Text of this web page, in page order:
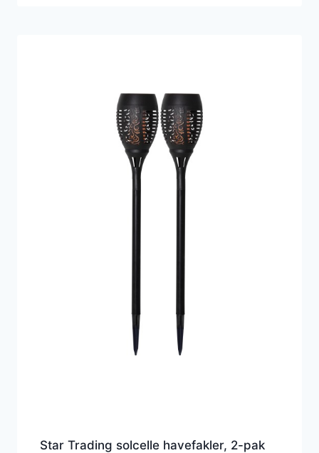
Star Trading solcelle havefakler, 2-pak